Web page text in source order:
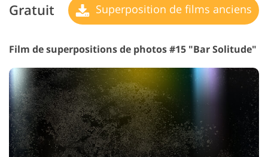
Gratuit Superposition de films anciens
Film de superpositions de photos #15 "Bar Solitude"